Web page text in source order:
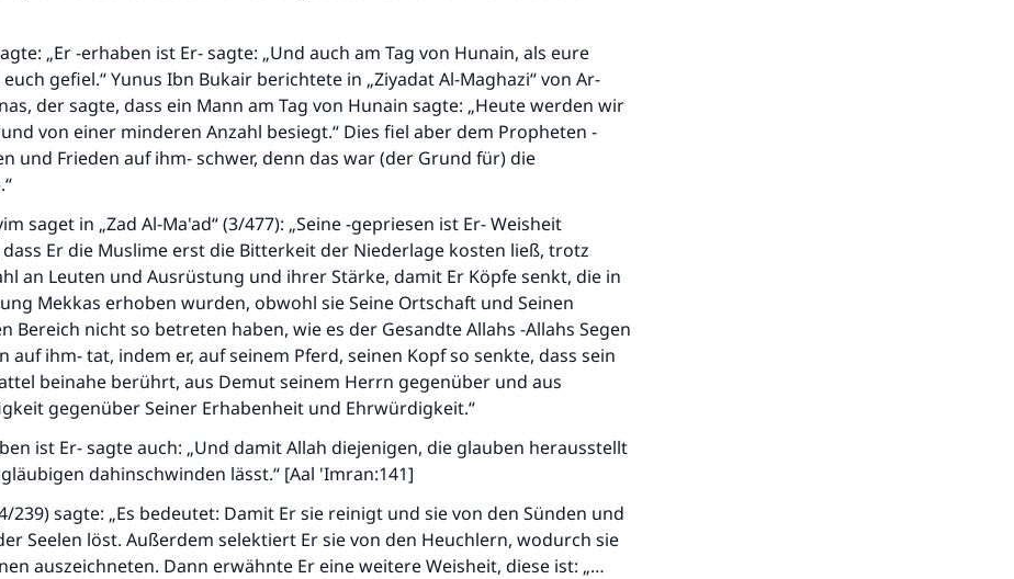
„Er -erhaben ist Er- sagte: „Und auch am Tag von Hunain, als eure
gefiel.“ Yunus Ibn Bukair berichtete in „Ziyadat Al-Maghazi“ von Ar-
der sagte, dass ein Mann am Tag von Hunain sagte: „Heute werden wir
von einer minderen Anzahl besiegt.“ Dies fiel aber dem Propheten -
und Frieden auf ihm- schwer, denn das war (der Grund für) die
saget in „Zad Al-Ma'ad“ (3/477): „Seine -gepriesen ist Er- Weisheit
Er die Muslime erst die Bitterkeit der Niederlage kosten ließ, trotz
an Leuten und Ausrüstung und ihrer Stärke, damit Er Köpfe senkt, die in
Mekkas erhoben wurden, obwohl sie Seine Ortschaft und Seinen
Bereich nicht so betreten haben, wie es der Gesandte Allahs -Allahs Segen
auf ihm- tat, indem er, auf seinem Pferd, seinen Kopf so senkte, dass sein
beinahe berührt, aus Demut seinem Herrn gegenüber und aus
gegenüber Seiner Erhabenheit und Ehrwürdigkeit.“
ist Er- sagte auch: „Und damit Allah diejenigen, die glauben herausstellt
dahinschwinden lässt.“ [Aal 'Imran:141]
239) sagte: „Es bedeutet: Damit Er sie reinigt und sie von den Sünden und
Seelen löst. Außerdem selektiert Er sie von den Heuchlern, wodurch sie
auszeichneten. Dann erwähnte Er eine weitere Weisheit, diese ist: „…
Die Antwort Nr. 110845 rettete eine Ehe.
Unterstütze die Arbeit von Islam Q&A
Der Prophet -Allahs Segen und Frieden auf ihm- sagte:
"Wer zum Guten aufruft, hat den Lohn desjenigen, der sie
durchführt."
Beitrag dazu